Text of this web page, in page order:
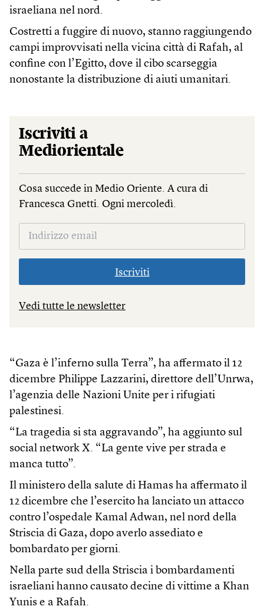
israeliana nel nord.
Costretti a fuggire di nuovo, stanno raggiungendo
campi improvvisati nella vicina città di Rafah, al
confine con l’Egitto, dove il cibo scarseggia
nonostante la distribuzione di aiuti umanitari.
Iscriviti a
Mediorientale
Cosa succede in Medio Oriente. A cura di
Francesca Gnetti. Ogni mercoledì.
Iscriviti
Vedi tutte le newsletter
“Gaza è l’inferno sulla Terra”, ha affermato il 12
dicembre Philippe Lazzarini, direttore dell’Unrwa,
l’agenzia delle Nazioni Unite per i rifugiati
palestinesi.
“La tragedia si sta aggravando”, ha aggiunto sul
social network X. “La gente vive per strada e
manca tutto”.
Il ministero della salute di Hamas ha affermato il
12 dicembre che l’esercito ha lanciato un attacco
contro l’ospedale Kamal Adwan, nel nord della
Striscia di Gaza, dopo averlo assediato e
bombardato per giorni.
Nella parte sud della Striscia i bombardamenti
israeliani hanno causato decine di vittime a Khan
Yunis e a Rafah.